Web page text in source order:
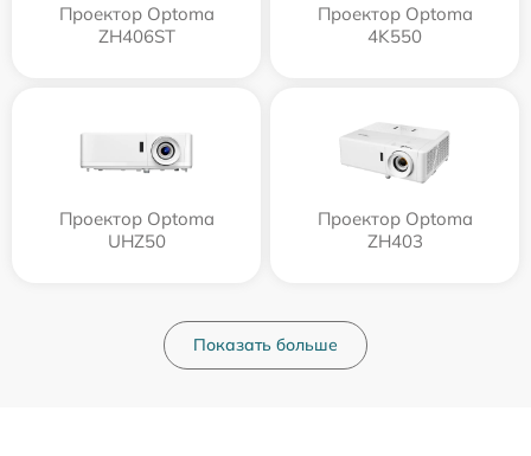
Проектор Optoma
ZH406ST
Проектор Optoma
4K550
Проектор Optoma
UHZ50
Проектор Optoma
ZH403
Показать больше